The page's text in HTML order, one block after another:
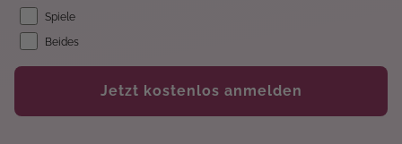
Spiele
Beides
Jetzt kostenlos anmelden